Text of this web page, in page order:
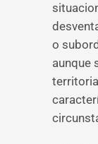
o
aunque